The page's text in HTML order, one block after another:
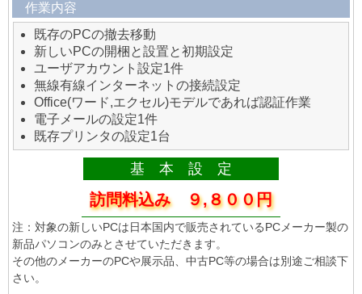
作業内容
既存のPCの撤去移動
新しいPCの開梱と設置と初期設定
ユーザアカウント設定1件
無線有線インターネットの接続設定
Office(ワード,エクセル)モデルであれば認証作業
電子メールの設定1件
既存プリンタの設定1台
基 本 設 定
訪問料込み ９,８００円
注：対象の新しいPCは日本国内で販売されているPCメーカー製の
新品パソコンのみとさせていただきます。
その他のメーカーのPCや展示品、中古PC等の場合は別途ご相談下
さい。